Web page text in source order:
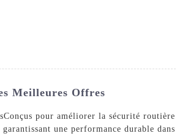
Meilleures Offres
Conçus pour améliorer la sécurité routière
une performance durable dans